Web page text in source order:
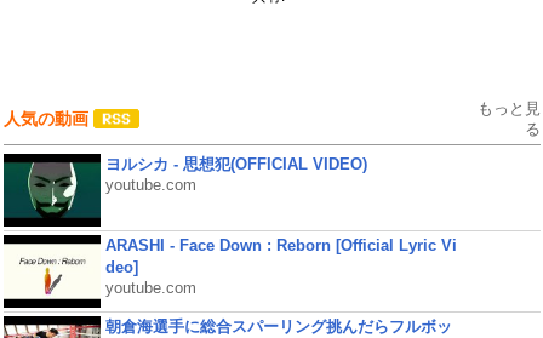
人気の動画
もっと見
る
ヨルシカ - 思想犯(OFFICIAL VIDEO)
youtube.com
ARASHI - Face Down : Reborn [Official Lyric Vi
deo]
youtube.com
朝倉海選手に総合スパーリング挑んだらフルボッ